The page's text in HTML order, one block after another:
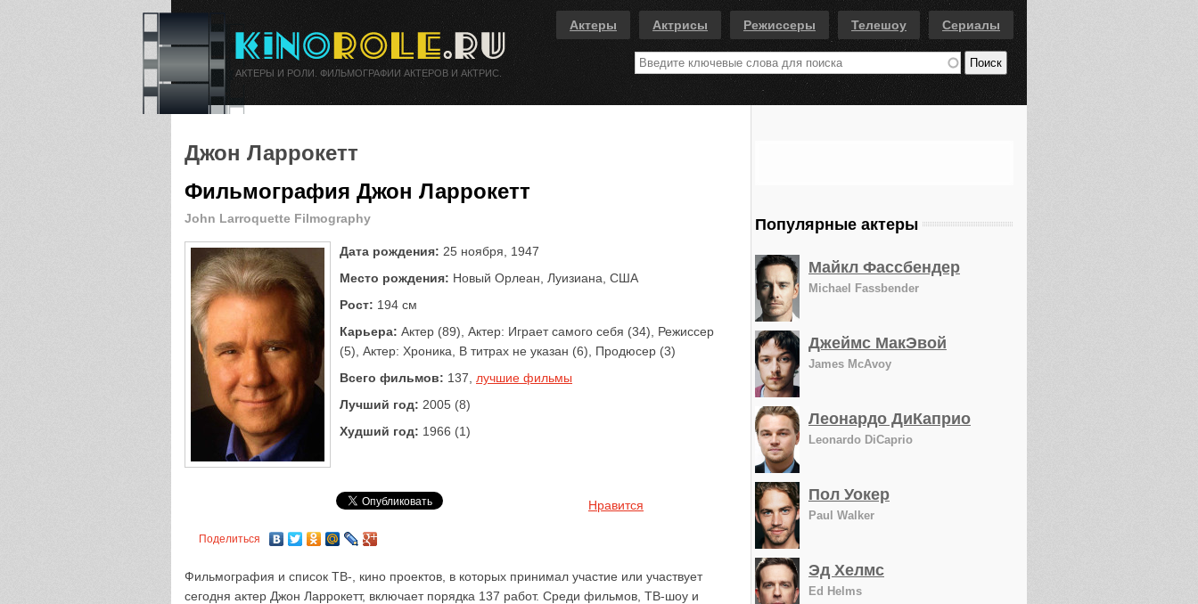
Актеры Актрисы Режиссеры Телешоу Сериалы
Джон Ларрокетт
Фильмография Джон Ларрокетт
John Larroquette Filmography
Дата рождения: 25 ноября, 1947
Место рождения: Новый Орлеан, Луизиана, США
Рост: 194 см
Карьера: Актер (89), Актер: Играет самого себя (34), Режиссер
(5), Актер: Хроника, В титрах не указан (6), Продюсер (3)
Всего фильмов: 137, лучшие фильмы
Лучший год: 2005 (8)
Худший год: 1966 (1)
Нравится
Поделиться
Фильмография и список ТВ-, кино проектов, в которых принимал участие или участвует
сегодня актер Джон Ларрокетт, включает порядка 137 работ. Среди фильмов, ТВ-шоу и
Популярные актеры
Майкл Фассбендер
Michael Fassbender
Джеймс МакЭвой
James McAvoy
Леонардо ДиКаприо
Leonardo DiCaprio
Пол Уокер
Paul Walker
Эд Хелмс
Ed Helms
АКТЕРЫ И РОЛИ. ФИЛЬМОГРАФИИ АКТЕРОВ И АКТРИС.